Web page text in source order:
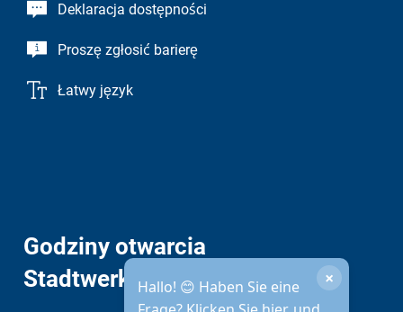
Deklaracja dostępności
Proszę zgłosić barierę
Łatwy język
Godziny otwarcia
StadtwerkeHallo! 😊 Haben Sie eine
×